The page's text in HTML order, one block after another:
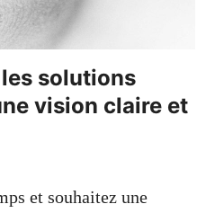
solutions
vision claire et
et souhaitez une